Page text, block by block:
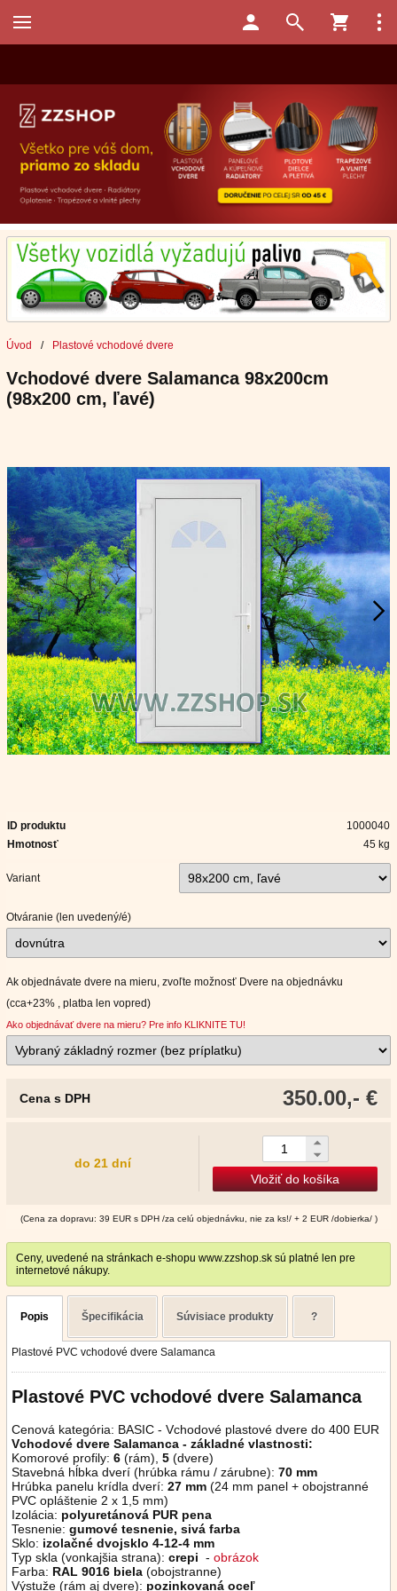
Úvod / Plastové vchodové dvere
Vchodové dvere Salamanca 98x200cm
(98x200 cm, ľavé)
ID produktu
1000040
Hmotnosť
45 kg
Variant
Otváranie (len uvedený/é)
Ak objednávate dvere na mieru, zvoľte možnosť Dvere na objednávku
(cca+23% , platba len vopred)
Ako objednávať dvere na mieru? Pre info KLIKNITE TU!
350.00,- €
Cena s DPH
do 21 dní
Vložiť do košíka
(Cena za dopravu: 39 EUR s DPH /za celú objednávku, nie za ks!/ + 2 EUR /dobierka/ )
Ceny, uvedené na stránkach e-shopu www.zzshop.sk sú platné len pre
internetové nákupy.
Popis Špecifikácia Súvisiace produkty ?
Plastové PVC vchodové dvere Salamanca
Plastové PVC vchodové dvere Salamanca
Cenová kategória: BASIC - Vchodové plastové dvere do 400 EUR
Vchodové dvere Salamanca - základné vlastnosti:
Komorové profily: 6 (rám), 5 (dvere)
Stavebná hĺbka dverí (hrúbka rámu / zárubne): 70 mm
Hrúbka panelu krídla dverí: 27 mm (24 mm panel + obojstranné
PVC opláštenie 2 x 1,5 mm)
Izolácia: polyuretánová PUR pena
Tesnenie: gumové tesnenie, sivá farba
Sklo: izolačné dvojsklo 4-12-4 mm
Typ skla (vonkajšia strana): crepi - obrázok
Farba: RAL 9016 biela (obojstranne)
Výstuže (rám aj dvere): pozinkovaná oceľ